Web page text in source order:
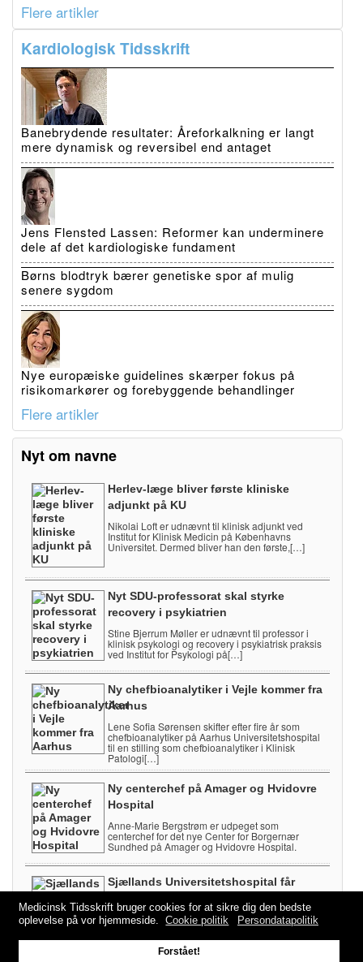
Medicinsk Tidsskrift bruger cookies for at sikre dig den bedste
oplevelse på vor hjemmeside.
Cookie politik Persondatapolitik
Forstået!
Flere artikler
Kardiologisk Tidsskrift
Banebrydende resultater: Åreforkalkning er langt
mere dynamisk og reversibel end antaget
Jens Flensted Lassen: Reformer kan underminere
dele af det kardiologiske fundament
Børns blodtryk bærer genetiske spor af mulig
senere sygdom
Nye europæiske guidelines skærper fokus på
risikomarkører og forebyggende behandlinger
Flere artikler
Nyt om navne
Herlev-læge bliver første kliniske
adjunkt på KU
Nikolai Loft er udnævnt til klinisk adjunkt ved
Institut for Klinisk Medicin på Københavns
Universitet. Dermed bliver han den første,[…]
Nyt SDU-professorat skal styrke
recovery i psykiatrien
Stine Bjerrum Møller er udnævnt til professor i
klinisk psykologi og recovery i psykiatrisk praksis
ved Institut for Psykologi på[…]
Ny chefbioanalytiker i Vejle kommer fra
Aarhus
Lene Sofia Sørensen skifter efter fire år som
chefbioanalytiker på Aarhus Universitetshospital
til en stilling som chefbioanalytiker i Klinisk
Patologi[…]
Ny centerchef på Amager og Hvidovre
Hospital
Anne-Marie Bergstrøm er udpeget som
centerchef for det nye Center for Borgernær
Sundhed på Amager og Hvidovre Hospital.
Sjællands Universitetshospital får
Julie Gehl tiltrådte 1. august som
lærestolsprofessor i klinisk onkologi ved Institut
for Klinisk Medicin på Københavns Universitet.